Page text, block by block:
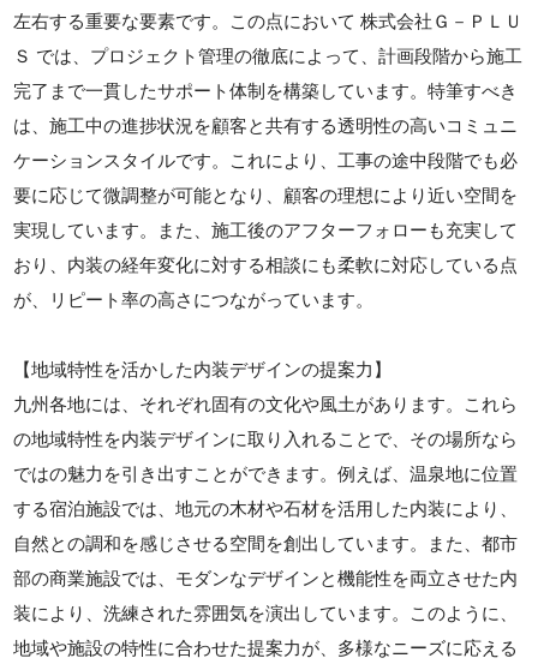
左右する重要な要素です。この点において 株式会社Ｇ－ＰＬＵ
Ｓ では、プロジェクト管理の徹底によって、計画段階から施工
完了まで一貫したサポート体制を構築しています。特筆すべき
は、施工中の進捗状況を顧客と共有する透明性の高いコミュニ
ケーションスタイルです。これにより、工事の途中段階でも必
要に応じて微調整が可能となり、顧客の理想により近い空間を
実現しています。また、施工後のアフターフォローも充実して
おり、内装の経年変化に対する相談にも柔軟に対応している点
が、リピート率の高さにつながっています。
【地域特性を活かした内装デザインの提案力】
九州各地には、それぞれ固有の文化や風土があります。これら
の地域特性を内装デザインに取り入れることで、その場所なら
ではの魅力を引き出すことができます。例えば、温泉地に位置
する宿泊施設では、地元の木材や石材を活用した内装により、
自然との調和を感じさせる空間を創出しています。また、都市
部の商業施設では、モダンなデザインと機能性を両立させた内
装により、洗練された雰囲気を演出しています。このように、
地域や施設の特性に合わせた提案力が、多様なニーズに応える